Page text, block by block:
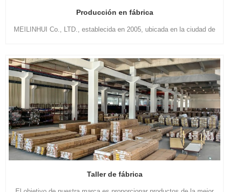
Producción en fábrica
MEILINHUI Co., LTD., establecida en 2005, ubicada en la ciudad de
Taller de fábrica